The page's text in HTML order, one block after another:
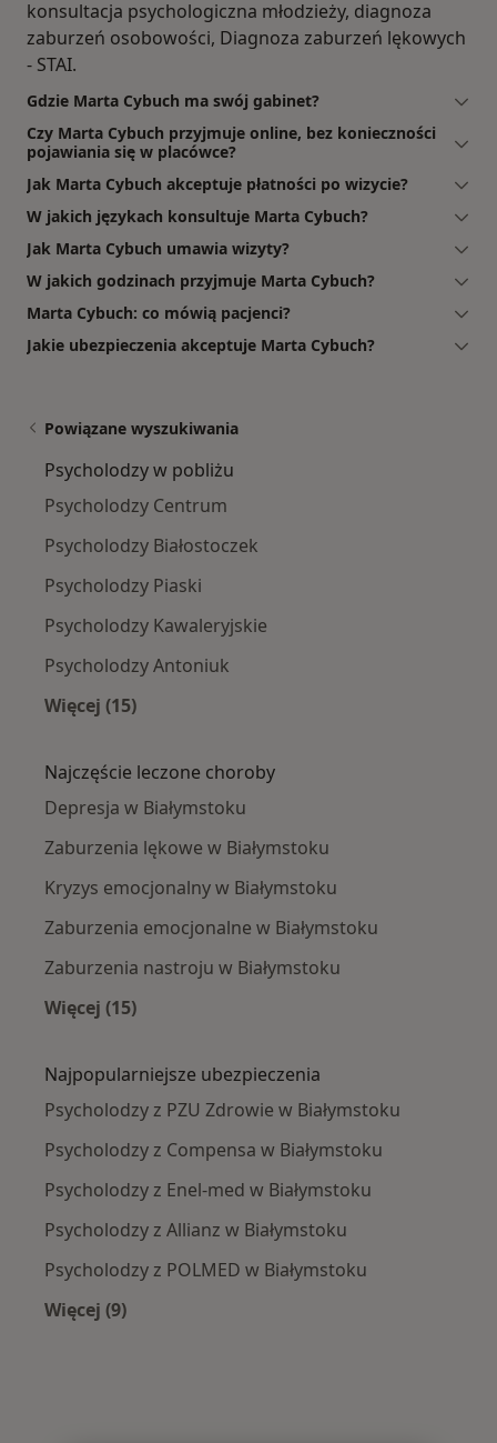
konsultacja psychologiczna młodzieży, diagnoza
zaburzeń osobowości, Diagnoza zaburzeń lękowych
- STAI.
Gdzie Marta Cybuch ma swój gabinet?
Czy Marta Cybuch przyjmuje online, bez konieczności
pojawiania się w placówce?
Jak Marta Cybuch akceptuje płatności po wizycie?
W jakich językach konsultuje Marta Cybuch?
Jak Marta Cybuch umawia wizyty?
W jakich godzinach przyjmuje Marta Cybuch?
Marta Cybuch: co mówią pacjenci?
Jakie ubezpieczenia akceptuje Marta Cybuch?
Powiązane wyszukiwania
Psycholodzy w pobliżu
Psycholodzy Centrum
Psycholodzy Białostoczek
Psycholodzy Piaski
Psycholodzy Kawaleryjskie
Psycholodzy Antoniuk
Więcej (15)
Najczęście leczone choroby
Depresja w Białymstoku
Zaburzenia lękowe w Białymstoku
Kryzys emocjonalny w Białymstoku
Zaburzenia emocjonalne w Białymstoku
Zaburzenia nastroju w Białymstoku
Więcej (15)
Najpopularniejsze ubezpieczenia
Psycholodzy z PZU Zdrowie w Białymstoku
Psycholodzy z Compensa w Białymstoku
Psycholodzy z Enel-med w Białymstoku
Psycholodzy z Allianz w Białymstoku
Psycholodzy z POLMED w Białymstoku
Więcej (9)